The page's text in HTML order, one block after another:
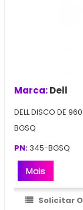
Marca:Dell
DELL DISCO DE
BGSQ
PN: 345-BGSQ
Mais
Solicitar